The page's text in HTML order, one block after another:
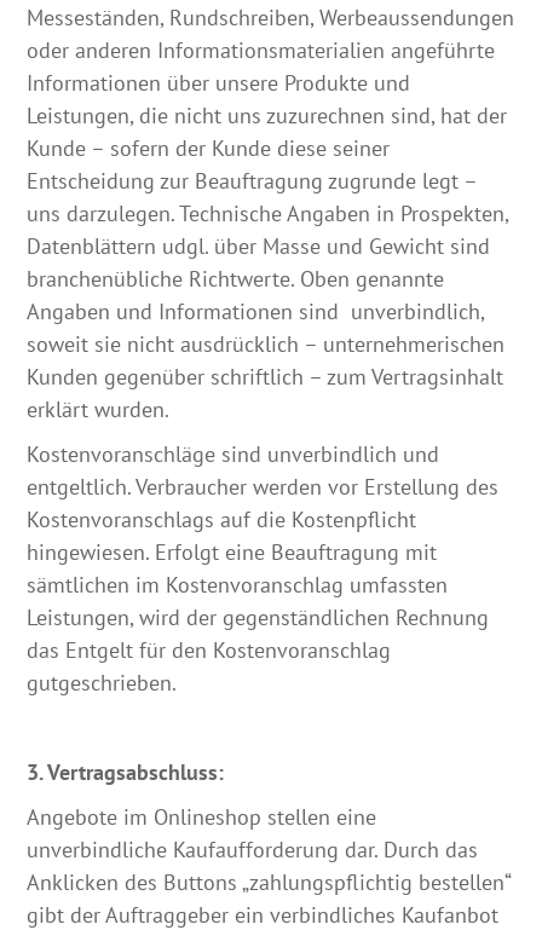
Messeständen, Rundschreiben, Werbeaussendungen
oder anderen Informationsmaterialien angeführte
Informationen über unsere Produkte und
Leistungen, die nicht uns zuzurechnen sind, hat der
Kunde – sofern der Kunde diese seiner
Entscheidung zur Beauftragung zugrunde legt –
uns darzulegen. Technische Angaben in Prospekten,
Datenblättern udgl. über Masse und Gewicht sind
branchenübliche Richtwerte. Oben genannte
Angaben und Informationen sind unverbindlich,
soweit sie nicht ausdrücklich – unternehmerischen
Kunden gegenüber schriftlich – zum Vertragsinhalt
erklärt wurden.
Kostenvoranschläge sind unverbindlich und
entgeltlich. Verbraucher werden vor Erstellung des
Kostenvoranschlags auf die Kostenpflicht
hingewiesen. Erfolgt eine Beauftragung mit
sämtlichen im Kostenvoranschlag umfassten
Leistungen, wird der gegenständlichen Rechnung
das Entgelt für den Kostenvoranschlag
gutgeschrieben.
3. Vertragsabschluss:
Angebote im Onlineshop stellen eine
unverbindliche Kaufaufforderung dar. Durch das
Anklicken des Buttons „zahlungspflichtig bestellen“
gibt der Auftraggeber ein verbindliches Kaufanbot